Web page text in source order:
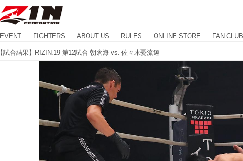
EVENT FIGHTERS ABOUT US RULES ONLINE STORE FAN CLUB
【試合結果】RIZIN.19 第12試合 朝倉海 vs. 佐々木憂流迦